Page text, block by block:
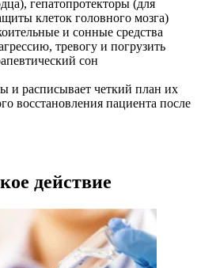
гепатопротекторы (для
клеток головного мозга)
и сонные средства
тревогу и погрузить
сон
и расписывает четкий план их
восстановления пациента после
действие